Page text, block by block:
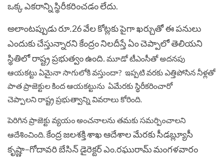
ఒక్క ఎకరాన్ని స్థిరీకరించడం లేదు.
అలాంటప్పుడు రూ.26 వేల కోట్లకు పైగా ఖర్చుతో ఈ పనులు
ఎందుకు చేస్తున్నారని కేంద్రం నిలదీస్తే ఏం చెప్పాలో తెలియని
స్థితిలో రాష్ట్ర ప్రభుత్వం ఉంది. మూడో టీఎంసీతో అదనపు
ఆయకట్టు ఏమైనా సాగులోకి వస్తుందా? ఇప్పటి వరకు ఎత్తిపోసిన నీళ్లతో
పాత ప్రాజెక్టుల కింద ఆయకట్టును ఏమేరకు స్థిరీకరించారో
చెప్పాలని రాష్ట్ర ప్రభుత్వాన్ని వివరాలు కోరింది.
పెరిగిన ప్రాజెక్టు వ్యయం అంచనాలను తమకు సమర్పించాలని
ఆదేశించింది.కేంద్ర జలశక్తి శాఖ ఆదేశాల మేరకు సీడబ్ల్యూసీ
కృష్ణా–గోదావరి బేసిన్‌‌ డైరెక్టర్‌‌ ఎం.రఘురామ్‌‌ మంగళవారం